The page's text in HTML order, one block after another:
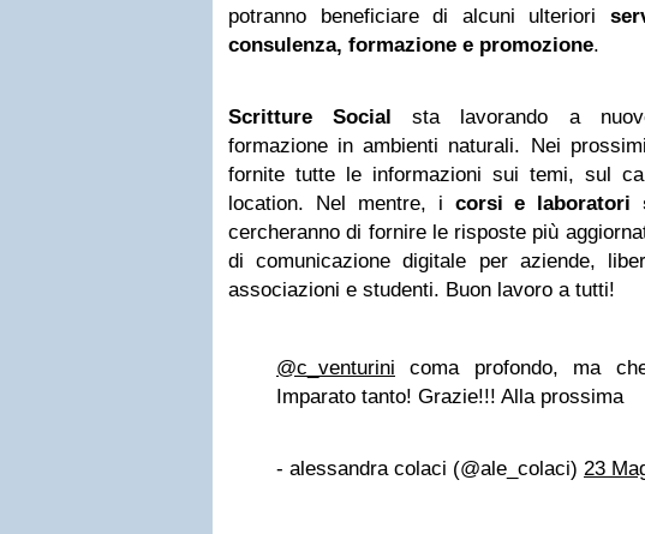
potranno beneficiare di alcuni ulteriori
consulenza, formazione e promozione.
Scritture Social sta lavorando a
formazione in ambienti naturali. Nei
fornite tutte le informazioni sui temi, sul
location. Nel mentre, i corsi e laboratori
cercheranno di fornire le risposte più
di comunicazione digitale per aziende,
associazioni e studenti. Buon lavoro a tutti!
@c_venturini coma profondo, ma
Imparato tanto! Grazie!!! Alla prossima
- alessandra colaci (@ale_colaci) 23